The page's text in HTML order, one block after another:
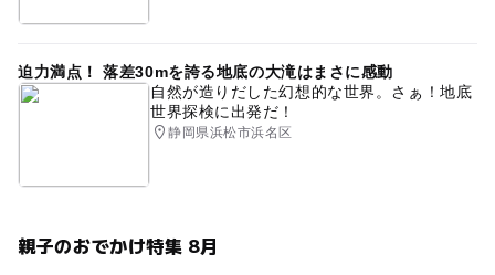
迫力満点！ 落差30mを誇る地底の大滝はまさに感動
自然が造りだした幻想的な世界。さぁ！地底
世界探検に出発だ！
静岡県浜松市浜名区
親子のおでかけ特集 8月